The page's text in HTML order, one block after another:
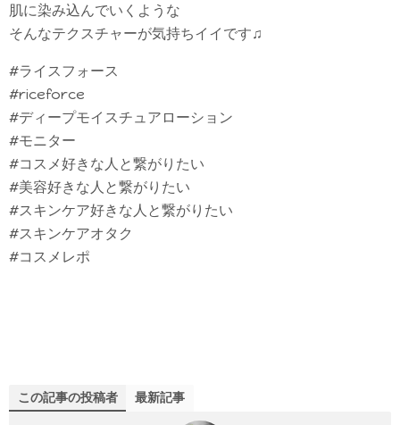
肌に染み込んでいくような
そんなテクスチャーが気持ちイイです♫
#ライスフォース
#riceforce
#ディープモイスチュアローション
#モニター
#コスメ好きな人と繋がりたい
#美容好きな人と繋がりたい
#スキンケア好きな人と繋がりたい
#スキンケアオタク
#コスメレポ
この記事の投稿者 最新記事